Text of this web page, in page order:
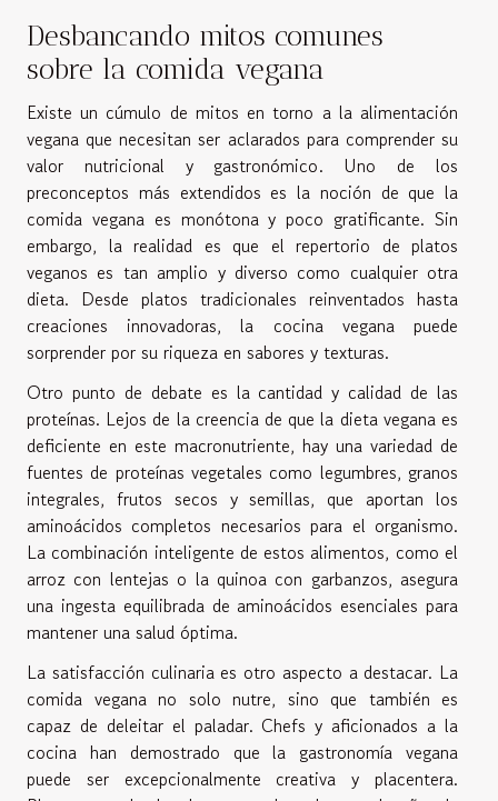
Desbancando mitos comunes
sobre la comida vegana
Existe un cúmulo de mitos en torno a la alimentación
vegana que necesitan ser aclarados para comprender su
valor nutricional y gastronómico. Uno de los
preconceptos más extendidos es la noción de que la
comida vegana es monótona y poco gratificante. Sin
embargo, la realidad es que el repertorio de platos
veganos es tan amplio y diverso como cualquier otra
dieta. Desde platos tradicionales reinventados hasta
creaciones innovadoras, la cocina vegana puede
sorprender por su riqueza en sabores y texturas.
Otro punto de debate es la cantidad y calidad de las
proteínas. Lejos de la creencia de que la dieta vegana es
deficiente en este macronutriente, hay una variedad de
fuentes de proteínas vegetales como legumbres, granos
integrales, frutos secos y semillas, que aportan los
aminoácidos completos necesarios para el organismo.
La combinación inteligente de estos alimentos, como el
arroz con lentejas o la quinoa con garbanzos, asegura
una ingesta equilibrada de aminoácidos esenciales para
mantener una salud óptima.
La satisfacción culinaria es otro aspecto a destacar. La
comida vegana no solo nutre, sino que también es
capaz de deleitar el paladar. Chefs y aficionados a la
cocina han demostrado que la gastronomía vegana
puede ser excepcionalmente creativa y placentera.